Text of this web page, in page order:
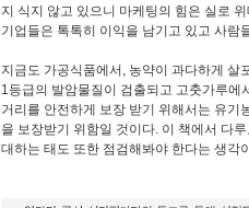
지 식지 않고 있으니 마케팅의 힘은 실로
기업들은 톡톡히 이익을 남기고 있고 사람
지금도 가공식품에서, 농약이 과다하게 살
1등급의 발암물질이 검출되고 고춧가루에
거리를 안전하게 보장 받기 위해서는 유기
을 보장받기 위함일 것이다. 이 책에서 다
대하는 태도 또한 점검해봐야 한다는 생각